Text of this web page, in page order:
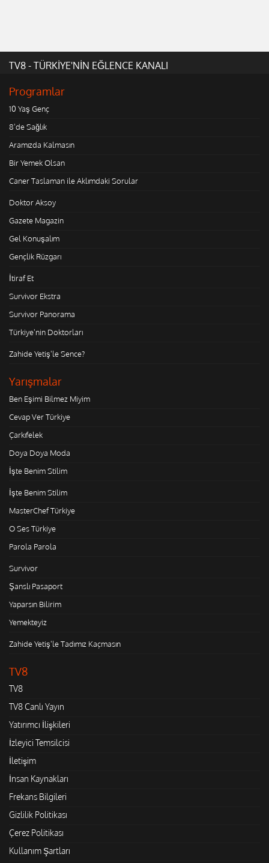
TV8 - TÜRKİYE'NİN EĞLENCE KANALI
Programlar
10 Yaş Genç
8'de Sağlık
Aramızda Kalmasın
Bir Yemek Olsan
Caner Taslaman ile Aklımdaki Sorular
Doktor Aksoy
Gazete Magazin
Gel Konuşalım
Gençlik Rüzgarı
İtiraf Et
Survivor Ekstra
Survivor Panorama
Türkiye'nin Doktorları
Zahide Yetiş'le Sence?
Yarışmalar
Ben Eşimi Bilmez Miyim
Cevap Ver Türkiye
Çarkıfelek
Doya Doya Moda
İşte Benim Stilim
İşte Benim Stilim
MasterChef Türkiye
O Ses Türkiye
Parola Parola
Survivor
Şanslı Pasaport
Yaparsın Bilirim
Yemekteyiz
Zahide Yetiş'le Tadımız Kaçmasın
TV8
TV8
TV8 Canlı Yayın
Yatırımcı İlişkileri
İzleyici Temsilcisi
İletişim
İnsan Kaynakları
Frekans Bilgileri
Gizlilik Politikası
Çerez Politikası
Kullanım Şartları